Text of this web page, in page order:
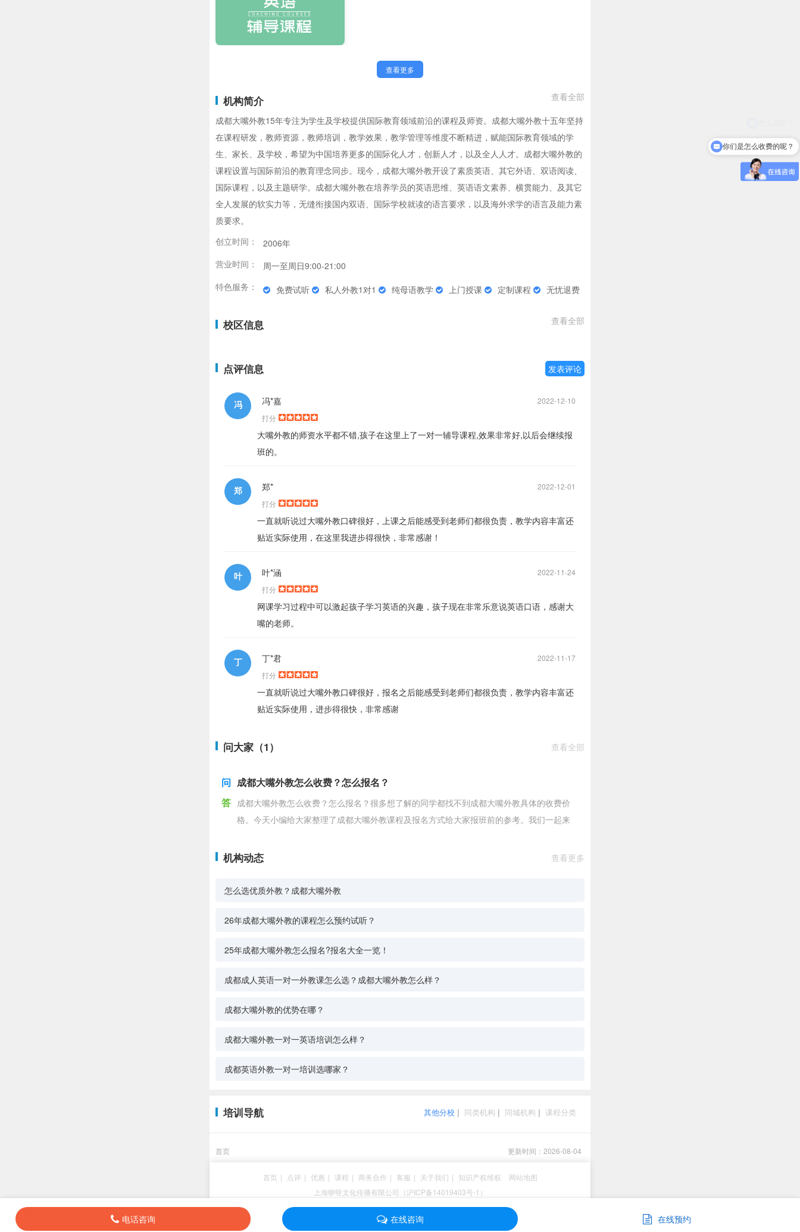
查看更多
机构简介
查看全部
成都大嘴外教15年专注为学生及学校提供国际教育领域前沿的课程及师资。成都大嘴外教十五年坚持
在课程研发，教师资源，教师培训，教学效果，教学管理等维度不断精进，赋能国际教育领域的学
生、家长、及学校，希望为中国培养更多的国际化人才，创新人才，以及全人人才。成都大嘴外教的
课程设置与国际前沿的教育理念同步。现今，成都大嘴外教开设了素质英语、其它外语、双语阅读、
国际课程，以及主题研学。成都大嘴外教在培养学员的英语思维、英语语文素养、横贯能力、及其它
全人发展的软实力等，无缝衔接国内双语、国际学校就读的语言要求，以及海外求学的语言及能力素
质要求。
创立时间：
2006年
营业时间：
周一至周日9:00-21:00
特色服务：
免费试听 私人外教1对1 纯母语教学 上门授课 定制课程 无忧退费
校区信息 查看全部
点评信息 发表评论
冯 2022-12-10
冯*嘉
打分
大嘴外教的师资水平都不错,孩子在这里上了一对一辅导课程,效果非常好,以后会继续报
班的。
郑 2022-12-01
郑*
打分
一直就听说过大嘴外教口碑很好，上课之后能感受到老师们都很负责，教学内容丰富还
贴近实际使用，在这里我进步得很快，非常感谢！
叶 2022-11-24
叶*涵
打分
网课学习过程中可以激起孩子学习英语的兴趣，孩子现在非常乐意说英语口语，感谢大
嘴的老师。
丁 2022-11-17
丁*君
打分
一直就听说过大嘴外教口碑很好，报名之后能感受到老师们都很负责，教学内容丰富还
贴近实际使用，进步得很快，非常感谢
问大家（1） 查看全部
问 成都大嘴外教怎么收费？怎么报名？
答 成都大嘴外教怎么收费？怎么报名？很多想了解的同学都找不到成都大嘴外教具体的收费价
格。今天小编给大家整理了成都大嘴外教课程及报名方式给大家报班前的参考。我们一起来
机构动态 查看更多
怎么选优质外教？成都大嘴外教
26年成都大嘴外教的课程怎么预约试听？
25年成都大嘴外教怎么报名?报名大全一览！
成都成人英语一对一外教课怎么选？成都大嘴外教怎么样？
成都大嘴外教的优势在哪？
成都大嘴外教一对一英语培训怎么样？
成都英语外教一对一培训选哪家？
其他分校 | 同类机构 | 同城机构 | 课程分类
培训导航
首页 更新时间：2026-08-04
首页 | 点评 | 优惠 | 课程 | 商务合作 | 客服 | 关于我们 | 知识产权维权
网站地图
上海咿呀文化传播有限公司（沪ICP备14019403号-1）
电话咨询 在线咨询 在线预约
你们是怎么收费的呢？